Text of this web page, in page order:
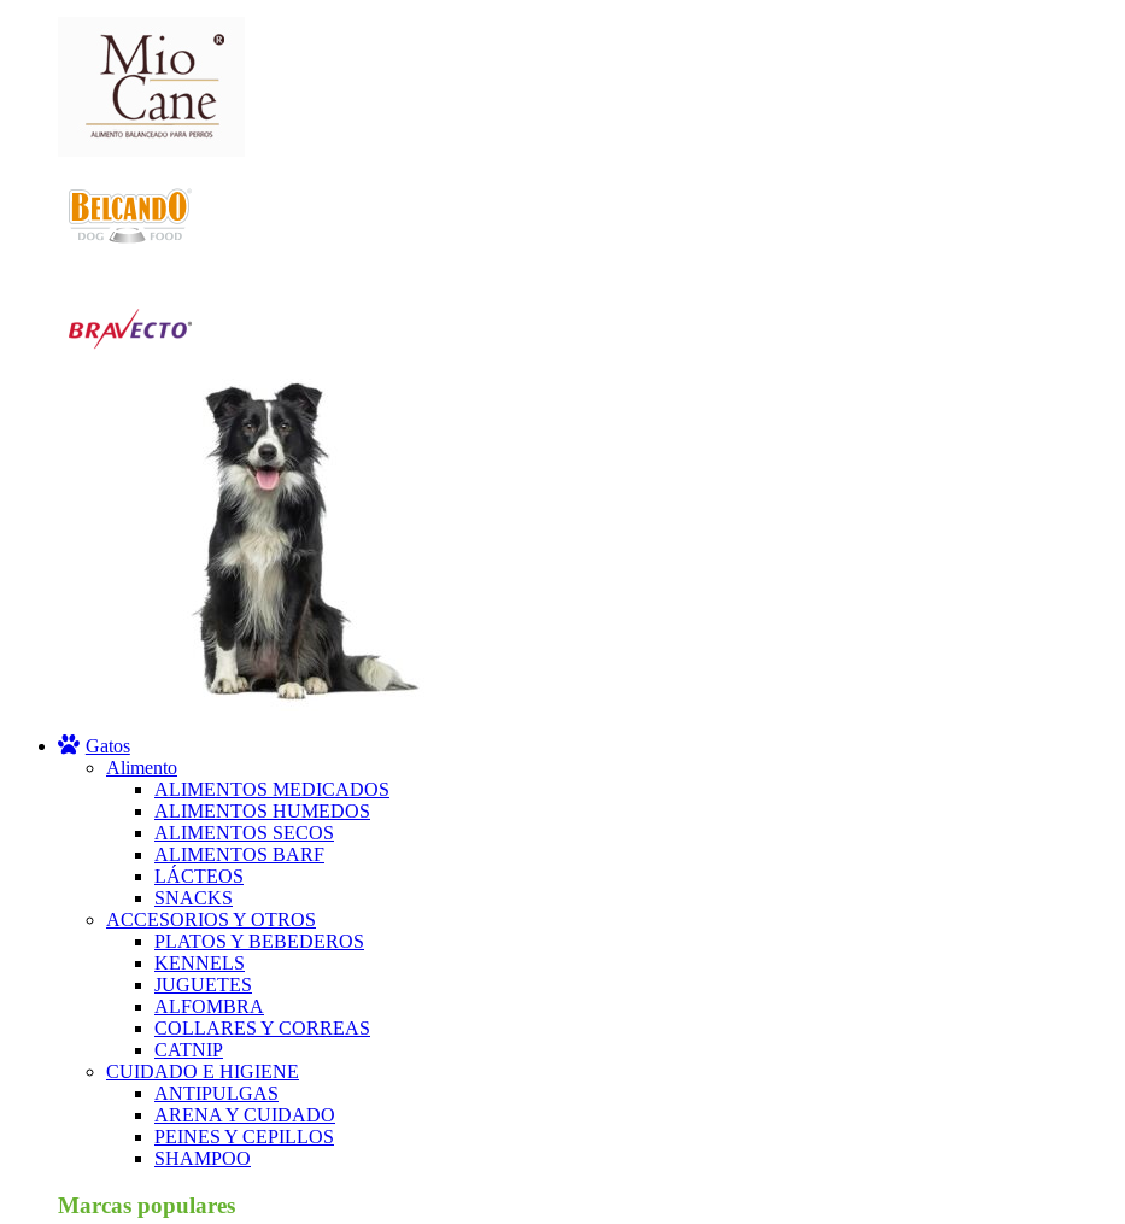
Gatos
Alimento
ALIMENTOS MEDICADOS
ALIMENTOS HUMEDOS
ALIMENTOS SECOS
ALIMENTOS BARF
LÁCTEOS
SNACKS
ACCESORIOS Y OTROS
PLATOS Y BEBEDEROS
KENNELS
JUGUETES
ALFOMBRA
COLLARES Y CORREAS
CATNIP
CUIDADO E HIGIENE
ANTIPULGAS
ARENA Y CUIDADO
PEINES Y CEPILLOS
SHAMPOO
Marcas populares